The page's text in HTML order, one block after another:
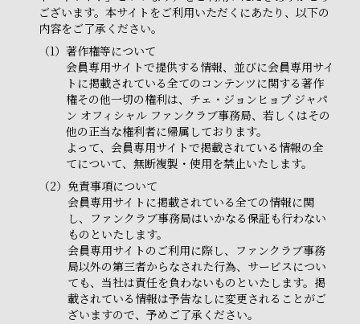
ございます。本サイトをご利用いただくにあたり、以下の
内容をご了承ください。
（1） 著作権等について
会員専用サイトで提供する情報、並びに会員専用サイ
トに掲載されている全てのコンテンツに関する著作
権その他一切の権利は、チェ・ジョンヒョプ ジャパ
ン オフィシャル ファンクラブ事務局、若しくはその
他の正当な権利者に帰属しております。
よって、会員専用サイトで掲載されている情報の全
てについて、無断複製・使用を禁止いたします。
（2） 免責事項について
会員専用サイトに掲載されている全ての情報に関
し、ファンクラブ事務局はいかなる保証も行わない
ものといたします。
会員専用サイトのご利用に際し、ファンクラブ事務
局以外の第三者からなされた行為、サービスについ
ても、当社は責任を負わないものといたします。掲
載されている情報は予告なしに変更されることがご
ざいますので、予めご了承ください。